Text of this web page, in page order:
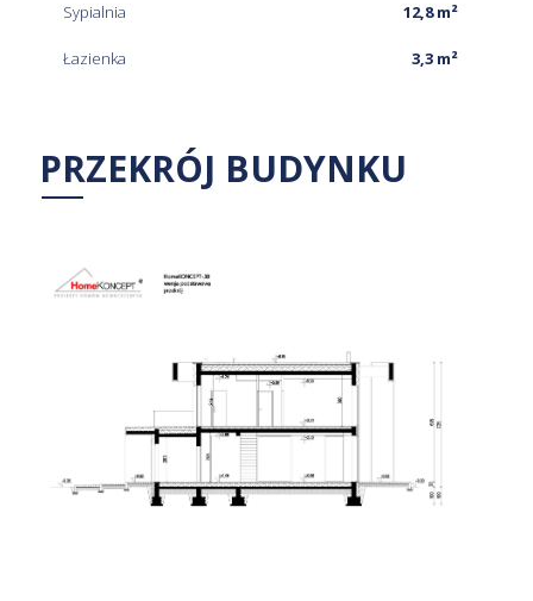
Sypialnia 12,8 m²
Łazienka 3,3 m²
PRZEKRÓJ BUDYNKU